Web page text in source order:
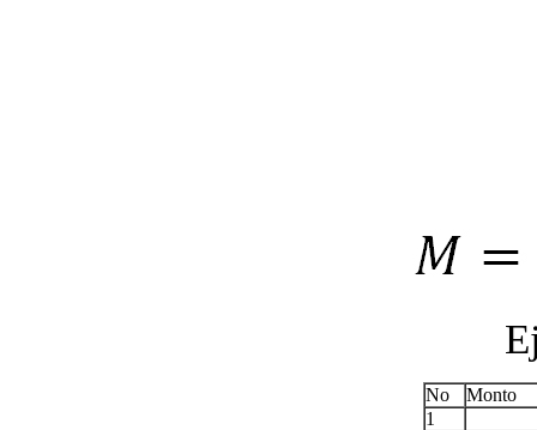
No
Monto
1